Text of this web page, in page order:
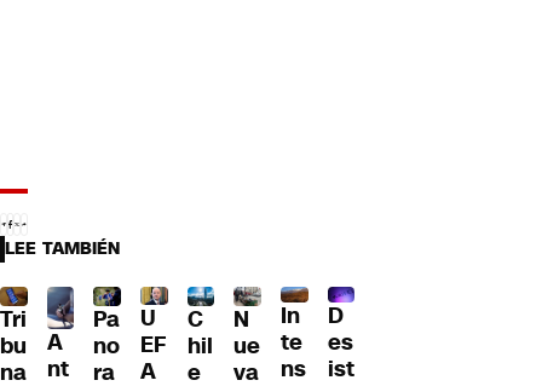
LEE TAMBIÉN
Tri
bu
na
A
nt
Pa
no
ra
U
EF
A
C
hil
e
N
ue
va
In
te
ns
D
es
ist